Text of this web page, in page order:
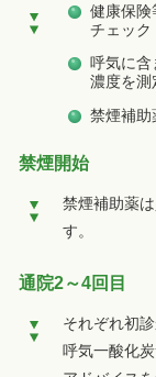
健康保険
チェック
呼気に含
濃度を測
禁煙補助
禁煙開始
禁煙補助薬
す。
通院2～4回目
それぞれ初
呼気一酸化